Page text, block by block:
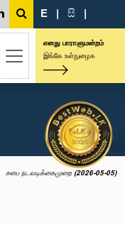
E | සි |
எனது பாராளுமன்றம்
இங்கே உள்நுழைக
சபை நடவடிக்கைமுறை (2026-05-05)